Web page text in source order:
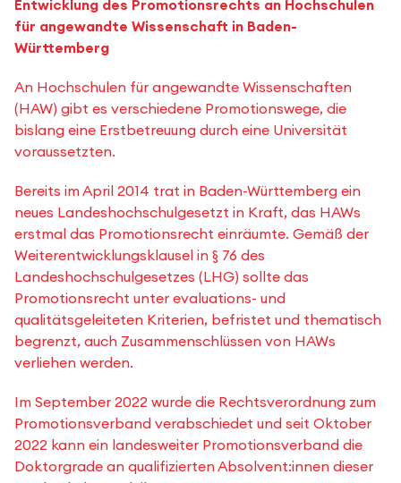
Entwicklung des Promotionsrechts an Hochschulen
für angewandte Wissenschaft in Baden-
Württemberg
An Hochschulen für angewandte Wissenschaften
(HAW) gibt es verschiedene Promotionswege, die
bislang eine Erstbetreuung durch eine Universität
voraussetzten.
Bereits im April 2014 trat in Baden-Württemberg ein
neues Landeshochschulgesetzt in Kraft, das HAWs
erstmal das Promotionsrecht einräumte. Gemäß der
Weiterentwicklungsklausel in § 76 des
Landeshochschulgesetzes (LHG) sollte das
Promotionsrecht unter evaluations- und
qualitätsgeleiteten Kriterien, befristet und thematisch
begrenzt, auch Zusammenschlüssen von HAWs
verliehen werden.
Im September 2022 wurde die Rechtsverordnung zum
Promotionsverband verabschiedet und seit Oktober
2022 kann ein landesweiter Promotionsverband die
Doktorgrade an qualifizierten Absolvent:innen dieser